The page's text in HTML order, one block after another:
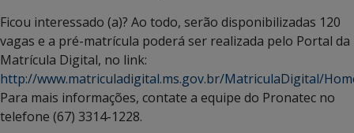
Ficou interessado (a)? Ao todo, serão disponibilizadas 120
vagas e a pré-matrícula poderá ser realizada pelo Portal da
Matrícula Digital, no link:
http://www.matriculadigital.ms.gov.br/MatriculaDigital/
Para mais informações, contate a equipe do Pronatec no
telefone (67) 3314-1228.